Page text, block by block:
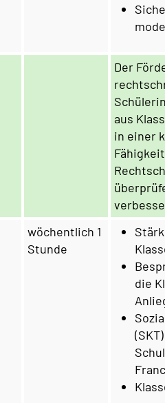
Der
aus
in einer
wöchentlich 1
Stunde
die